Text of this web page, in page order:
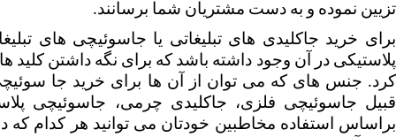
تزیین نموده و به دست مشتریان شما برسانند.